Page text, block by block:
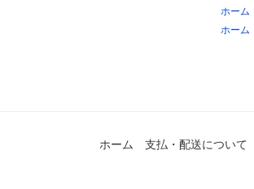
ホーム
ホーム
ホーム 支払・配送について